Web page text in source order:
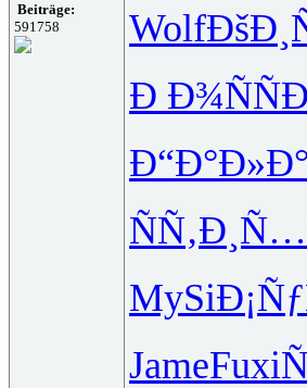
Beiträge:
591758
Wolf
Ð Ð¾ÑÑ
Ð“Ð°Ð»Ð°
ÑÑ‚Ð¸Ñ…
MySi
JameFuxi